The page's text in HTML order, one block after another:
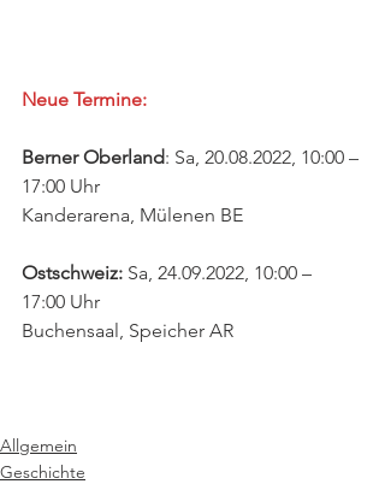
Neue Termine:
Berner Oberland: Sa, 20.08.2022, 10:00 –
17:00 Uhr
Kanderarena, Mülenen BE
Ostschweiz: Sa, 24.09.2022, 10:00 –
17:00 Uhr
Buchensaal, Speicher AR
Allgemein
Geschichte